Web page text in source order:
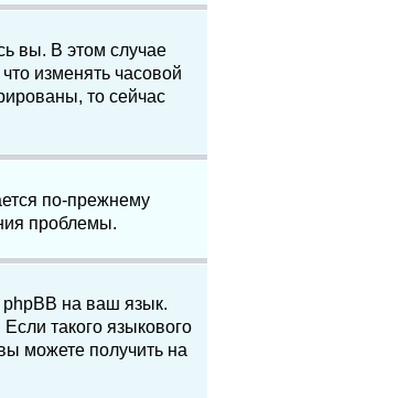
вы. В этом случае
изменять часовой
то сейчас
по-прежнему
проблемы.
на ваш язык.
такого языкового
можете получить на